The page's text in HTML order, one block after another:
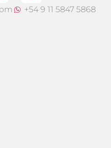
+54 9 11 5847 5868